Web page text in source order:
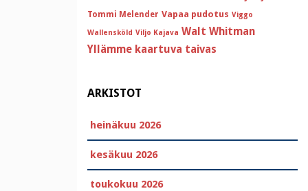
Tommi Melender Vapaa pudotus Viggo
Wallensköld Viljo Kajava Walt Whitman
Yllämme kaartuva taivas
ARKISTOT
heinäkuu 2026
kesäkuu 2026
toukokuu 2026